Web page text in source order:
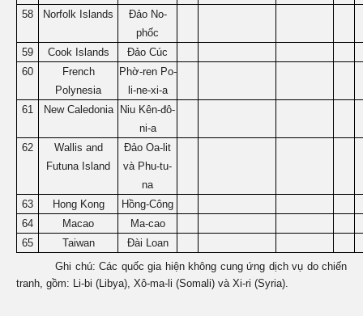
58
Norfolk Islands
Đảo No-
phốc
59
Cook Islands
Đảo Cúc
60
French
Polynesia
Phờ-ren Po-
li-ne-xi-a
61
New Caledonia
Niu Kên-đô-
ni-a
62
Wallis and
Futuna Island
Đảo Oa-lit
và Phu-tu-
na
63
Hong Kong
Hồng-Công
64
Macao
Ma-cao
65
Taiwan
Đài Loan
Ghi chú: Các quốc gia hiện không cung ứng dịch vụ do chiến
tranh, gồm: Li-bi (Libya), Xô-ma-li (Somali) và Xi-ri (Syria).